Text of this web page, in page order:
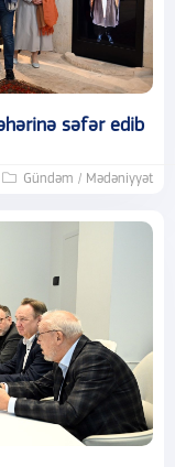
səfər edib
Gündəm / Mədəniyyət